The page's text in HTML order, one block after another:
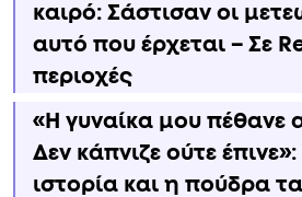
καιρό: Σάστισαν οι
αυτό που έρχεται – Σε
περιοχές
«Η γυναίκα μου πέθανε
Δεν κάπνιζε ούτε
ιστορία και η πούδρα